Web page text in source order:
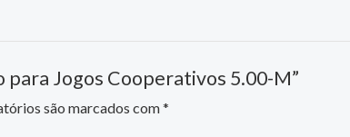
para Jogos Cooperativos 5.00-M”
são marcados com*